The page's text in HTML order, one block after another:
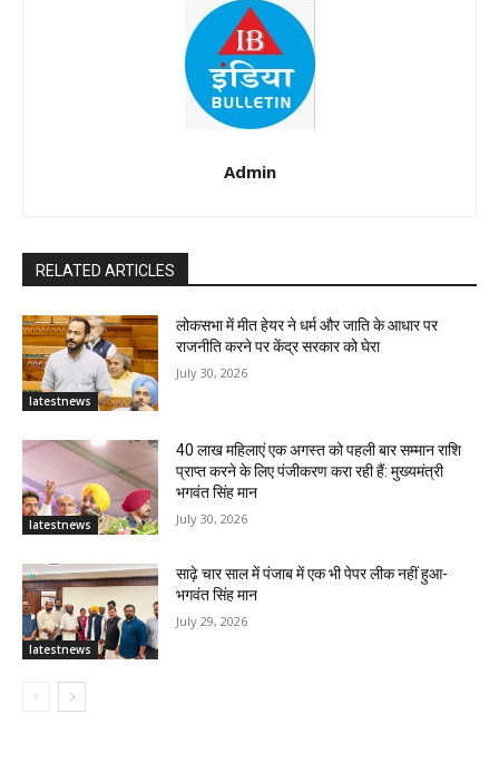
Admin
RELATED ARTICLES
latestnews
लोकसभा में मीत हेयर ने धर्म और जाति के आधार पर
राजनीति करने पर केंद्र सरकार को घेरा
July 30, 2026
latestnews
40 लाख महिलाएं एक अगस्त को पहली बार सम्मान राशि
प्राप्त करने के लिए पंजीकरण करा रही हैं: मुख्यमंत्री
भगवंत सिंह मान
July 30, 2026
latestnews
साढ़े चार साल में पंजाब में एक भी पेपर लीक नहीं हुआ-
भगवंत सिंह मान
July 29, 2026